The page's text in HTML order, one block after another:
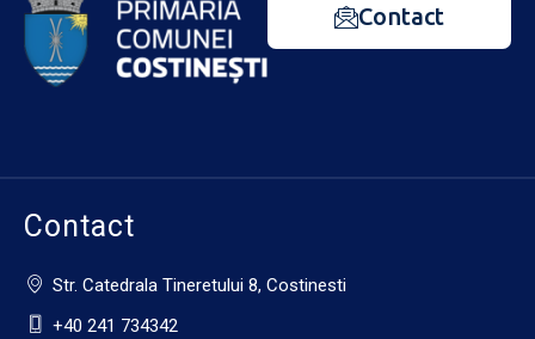
Contact
Contact
Str. Catedrala Tineretului 8, Costinesti
+40 241 734342